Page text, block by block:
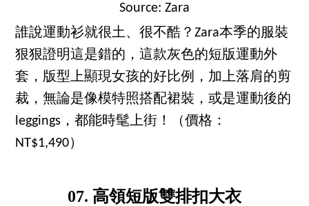
Source: Zara
誰說運動衫就很土、很不酷？Zara本季的服裝
狠狠證明這是錯的，這款灰色的短版運動外
套，版型上顯現女孩的好比例，加上落肩的剪
裁，無論是像模特照搭配裙裝，或是運動後的
leggings，都能時髦上街！（價格：
NT$1,490）
07. 高領短版雙排扣大衣